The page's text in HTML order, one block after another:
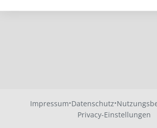
Impressum·Datenschutz·
Privacy-Einstellungen